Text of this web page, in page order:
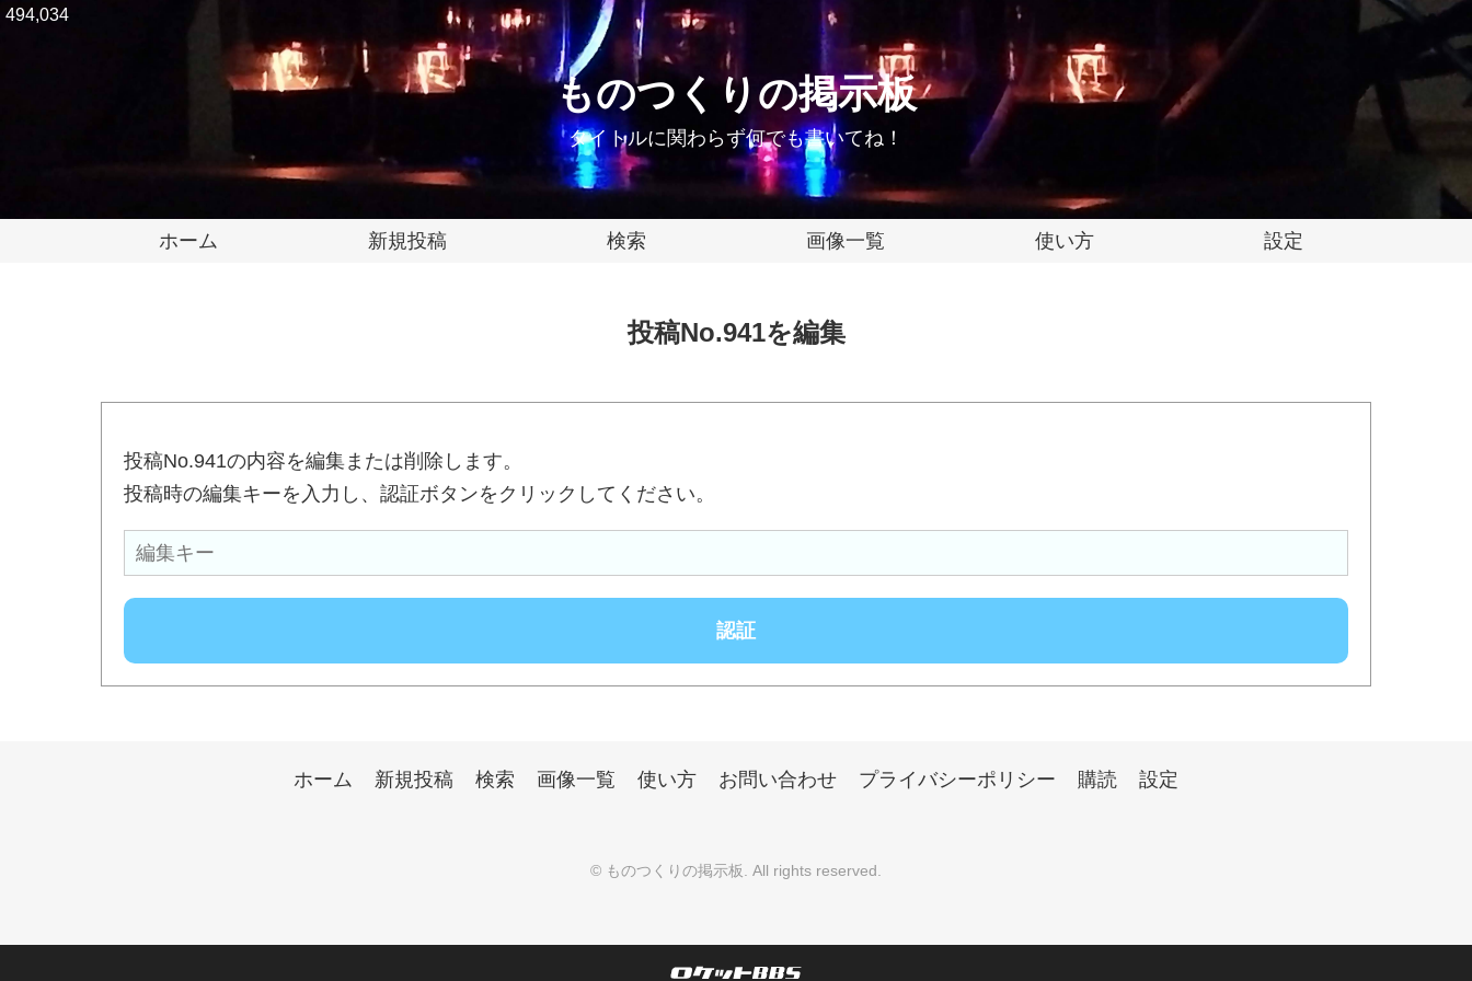
ものつくりの掲示板
タイトルに関わらず何でも書いてね！
ホーム 新規投稿 検索 画像一覧 使い方 設定
494,034
投稿No.941を編集
投稿No.941の内容を編集または削除します。
投稿時の編集キーを入力し、認証ボタンをクリックしてください。
ホーム 新規投稿 検索 画像一覧 使い方 お問い合わせ プライバシーポリシー 購読 設定
© ものつくりの掲示板 . All rights reserved.